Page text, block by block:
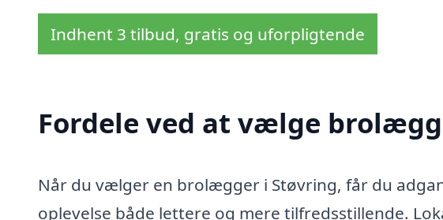
Indhent 3 tilbud, gratis og uforpligtende
Fordele ved at vælge
Når du vælger en brolægger i Støvring, får du
oplevelse både lettere og mere tilfredsstillende.